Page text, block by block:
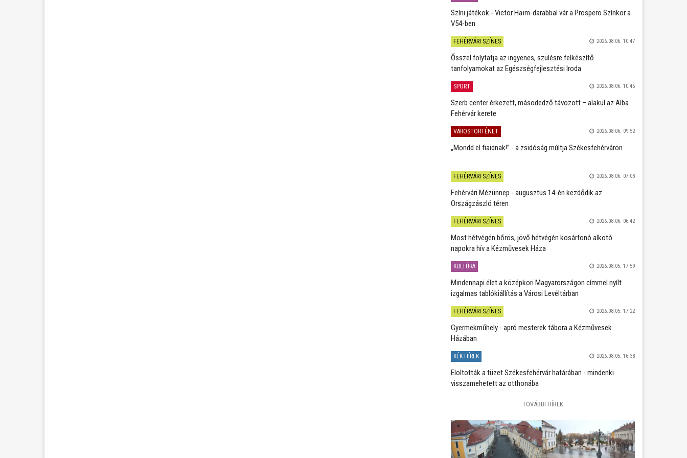
Színi játékok - Victor Haïm-darabbal vár a Prospero Színkör a
V54-ben
FEHÉRVÁRI SZÍNES 2026.08.06. 10:47
Ősszel folytatja az ingyenes, szülésre felkészítő
tanfolyamokat az Egészségfejlesztési Iroda
SPORT 2026.08.06. 10:45
Szerb center érkezett, másodedző távozott – alakul az Alba
Fehérvár kerete
VÁROSTÖRTÉNET 2026.08.06. 09:52
„Mondd el fiaidnak!” - a zsidóság múltja Székesfehérváron
FEHÉRVÁRI SZÍNES 2026.08.06. 07:03
Fehérvári Mézünnep - augusztus 14-én kezdődik az
Országzászló téren
FEHÉRVÁRI SZÍNES 2026.08.06. 06:42
Most hétvégén bőrös, jövő hétvégén kosárfonó alkotó
napokra hív a Kézművesek Háza
KULTÚRA 2026.08.05. 17:59
Mindennapi élet a középkori Magyarországon címmel nyílt
izgalmas tablókiállítás a Városi Levéltárban
FEHÉRVÁRI SZÍNES 2026.08.05. 17:22
Gyermekműhely - apró mesterek tábora a Kézművesek
Házában
KÉK HÍREK 2026.08.05. 16:38
Eloltották a tüzet Székesfehérvár határában - mindenki
visszamehetett az otthonába
TOVÁBBI HÍREK